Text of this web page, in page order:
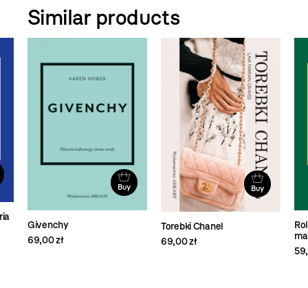
Similar products
Buy
Givenchy
69,00 zł
Buy
Torebki Chanel
69,00 zł